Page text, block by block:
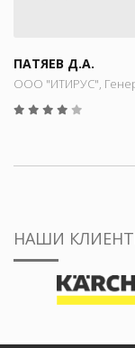
ПАТЯЕВ Д.А.
ООО "ИТИРУС",
НАШИ